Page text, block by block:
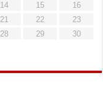
14 15
16
21 22
23
28 29
30